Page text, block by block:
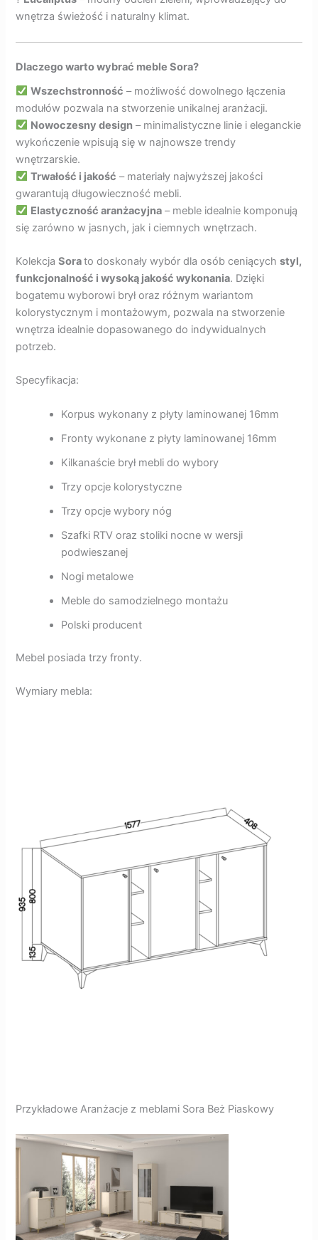
wnętrza świeżość i naturalny klimat.
Dlaczego warto wybrać meble Sora?
Wszechstronność – możliwość dowolnego łączenia
modułów pozwala na stworzenie unikalnej aranżacji.
Nowoczesny design – minimalistyczne linie i eleganckie
wykończenie wpisują się w najnowsze trendy
wnętrzarskie.
Trwałość i jakość – materiały najwyższej jakości
gwarantują długowieczność mebli.
Elastyczność aranżacyjna – meble idealnie komponują
się zarówno w jasnych, jak i ciemnych wnętrzach.
KolekcjaSorato doskonały wybór dla osób ceniącychstyl,
funkcjonalność i wysoką jakość wykonania. Dzięki
bogatemu wyborowi brył oraz różnym wariantom
kolorystycznym i montażowym, pozwala na stworzenie
wnętrza idealnie dopasowanego do indywidualnych
potrzeb.
Specyfikacja:
Korpus wykonany z płyty laminowanej 16mm
Fronty wykonane z płyty laminowanej 16mm
Kilkanaście brył mebli do wybory
Trzy opcje kolorystyczne
Trzy opcje wybory nóg
Szafki RTV oraz stoliki nocne w wersji
podwieszanej
Nogi metalowe
Meble do samodzielnego montażu
Polski producent
Mebel posiada trzy fronty.
Wymiary mebla:
Przykładowe Aranżacje z meblami Sora Beż Piaskowy